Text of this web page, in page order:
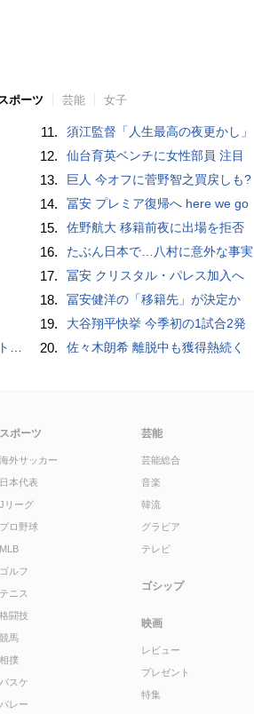
スポーツ 芸能 女子
11. 須江監督「人生最高の夜更かし」
12. 仙台育英ベンチに女性部員 注目
13. 巨人 今オフに菅野智之買戻しも?
14. 冨安 プレミア復帰へ here we go
15. 佐野航大 移籍前夜に出場を拒否
16. たぶん日本で…八村に意外な事実
17. 冨安 クリスタル・パレス加入へ
18. 冨安健洋の「移籍先」が決定か
19. 大谷翔平快挙 今季初の1試合2発
20. 佐々木朗希 離脱中も獲得熱続く
スポーツ
海外サッカー
日本代表
Jリーグ
プロ野球
MLB
ゴルフ
テニス
格闘技
競馬
相撲
バスケ
バレー
芸能
芸能総合
音楽
韓流
グラビア
テレビ
ゴシップ
映画
レビュー
プレゼント
特集